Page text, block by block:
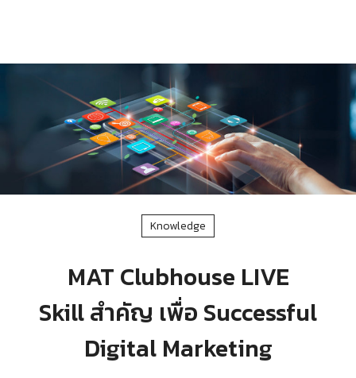
Knowledge
MAT Clubhouse LIVE
Skill สำคัญ เพื่อ Successful
Digital Marketing